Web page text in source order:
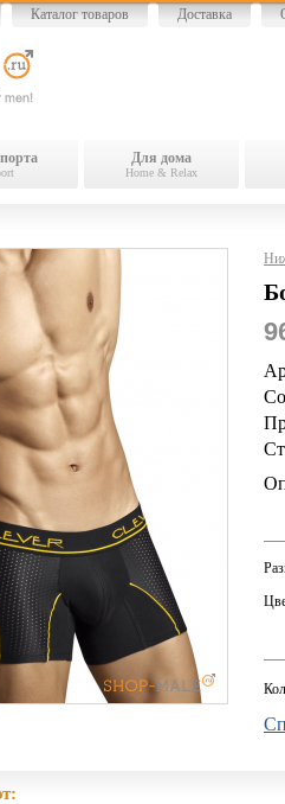
Каталог товаров Доставка
Для дома
Home & Relax